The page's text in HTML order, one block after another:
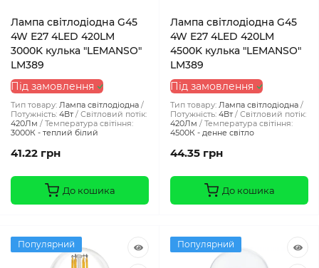
Лампа світлодіодна G45
4W E27 4LED 420LM
3000K кулька "LEMANSO"
LM389
Під замовлення
Тип товару: Лампа світлодіодна
Потужність: 4Вт
Світловий потік:
420Лм
Температура світіння:
3000К - теплий білий
41.22 грн
До кошика
Лампа світлодіодна G45
4W E27 4LED 420LM
4500K кулька "LEMANSO"
LM389
Під замовлення
Тип товару: Лампа світлодіодна
Потужність: 4Вт
Світловий потік:
420Лм
Температура світіння:
4500К - денне світло
44.35 грн
До кошика
Популярний Популярний